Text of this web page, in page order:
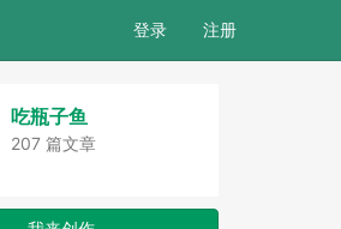
登录 注册
吃瓶子鱼
207 篇文章